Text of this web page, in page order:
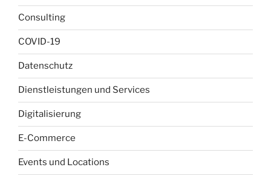
Consulting
COVID-19
Datenschutz
Dienstleistungen und Services
Digitalisierung
E-Commerce
Events und Locations